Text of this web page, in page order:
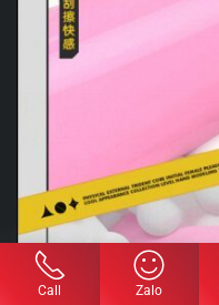
Call Zalo